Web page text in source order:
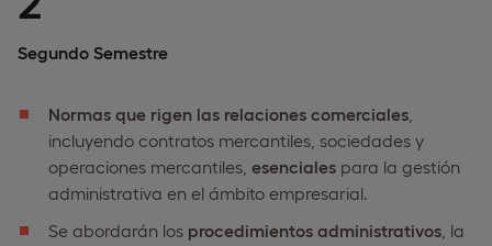
Segundo Semestre
Normas que rigen las relaciones comerciales
incluyendo contratos mercantiles, sociedades y
operaciones mercantiles, esenciales para la gestión
administrativa en el ámbito empresarial.
Se abordarán los procedimientos administrativos , la